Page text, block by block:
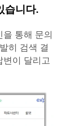
습니다.
통해 문의
히 검색 결
변이 달리고